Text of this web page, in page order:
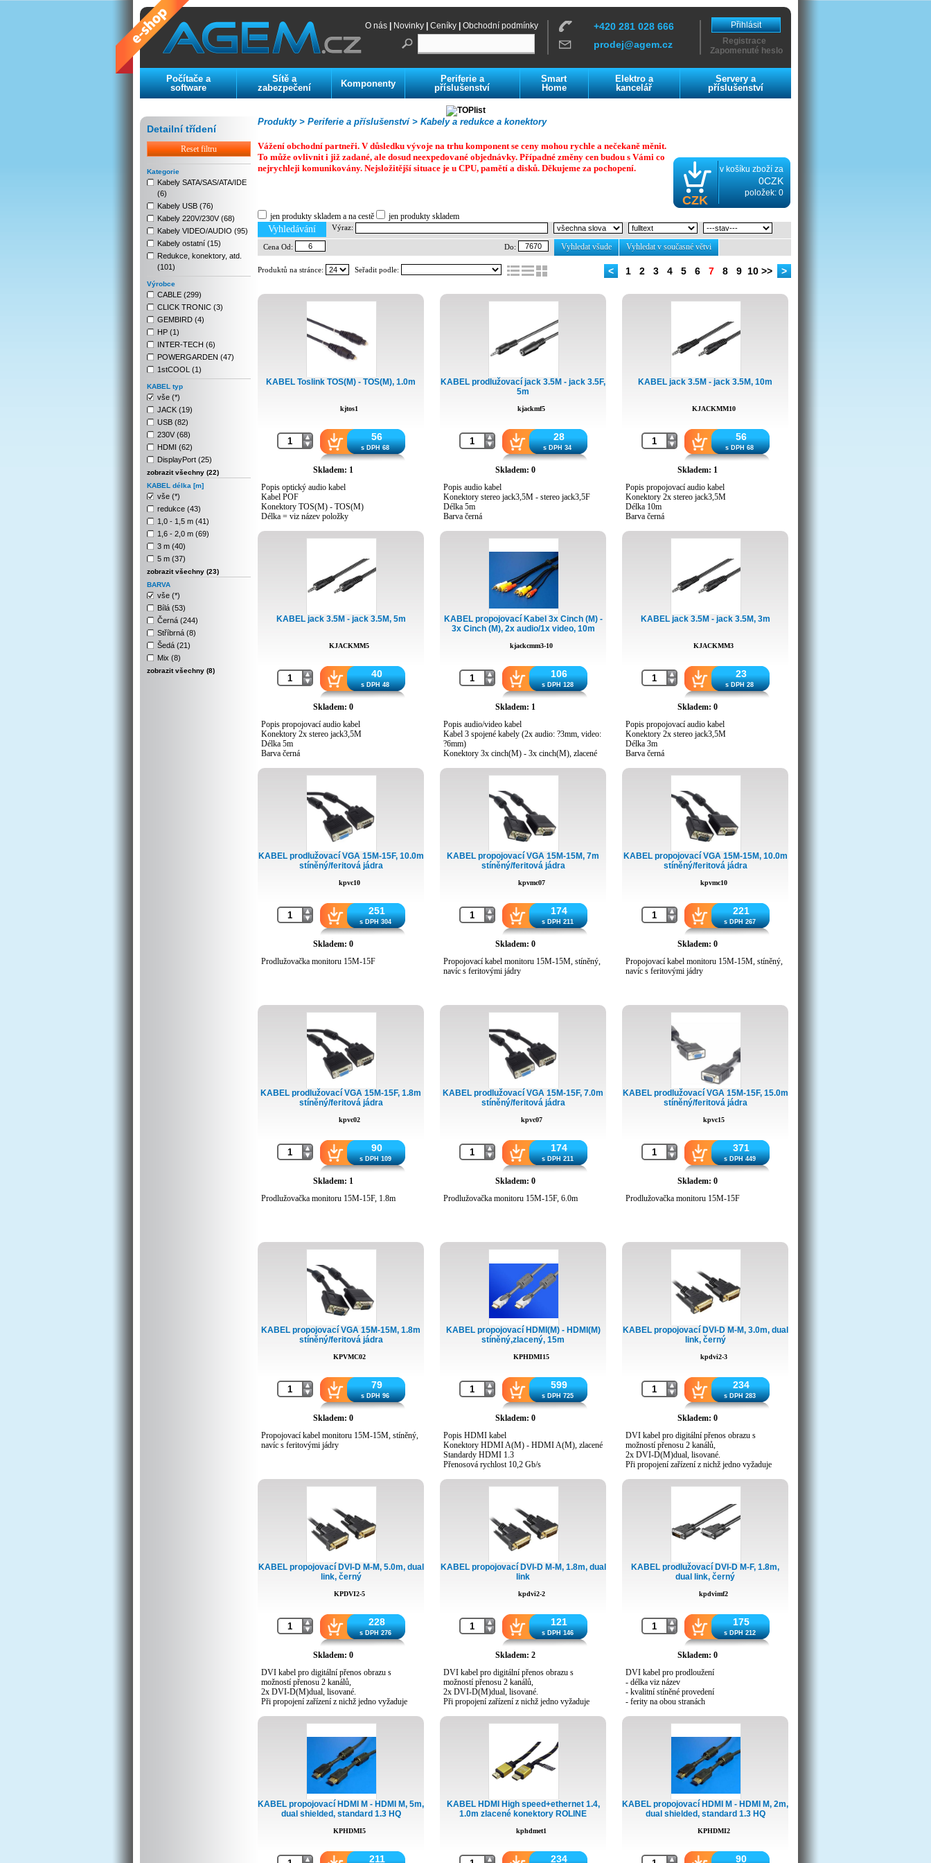
O nás Novinky Ceníky Obchodní podmínky
+420 281 028 666
prodej@agem.cz
Přihlásit
Registrace
Zapomenuté heslo
Počítače a
software
Sítě a
zabezpečení
Komponenty
Periferie a
příslušenství
Smart
Home
Elektro a
kancelář
Servery a
příslušenství
Detailní třídení
Reset filtru
Kategorie
Kabely SATA/SAS/ATA/IDE
(6)
Kabely USB (76)
Kabely 220V/230V (68)
Kabely VIDEO/AUDIO (95)
Kabely ostatní (15)
Redukce, konektory, atd.
(101)
Výrobce
CABLE (299)
CLICK TRONIC (3)
GEMBIRD (4)
HP (1)
INTER-TECH (6)
POWERGARDEN (47)
1stCOOL (1)
KABEL typ
vše (*)
JACK (19)
USB (82)
230V (68)
HDMI (62)
DisplayPort (25)
zobrazit všechny (22)
KABEL délka [m]
vše (*)
redukce (43)
1,0 - 1,5 m (41)
1,6 - 2,0 m (69)
3 m (40)
5 m (37)
zobrazit všechny (23)
BARVA
vše (*)
Bílá (53)
Černá (244)
Stříbrná (8)
Šedá (21)
Mix (8)
zobrazit všechny (8)
Kabely a redukce a konektory
Periferie a příslušenství >
Produkty >
Vážení obchodní partneři. V důsledku vývoje na trhu komponent se ceny mohou rychle a nečekaně měnit.
To může ovlivnit i již zadané, ale dosud neexpedované objednávky. Případné změny cen budou s Vámi co
nejrychleji komunikovány. Nejsložitější situace je u CPU, pamětí a disků. Děkujeme za pochopení.
jen produkty skladem a na cestě jen produkty skladem
CZK
v košíku zboží za
0CZK
položek: 0
Vyhledávání Výraz:
Cena Od: Do: Vyhledat v současné větvi
Vyhledat všude
Produktů na stránce: Seřadit podle: < >
1 2 3 4 5 6 7 8 9 10 >>
KABEL Toslink TOS(M) - TOS(M), 1.0m
kjtos1
56
s DPH 68
Skladem: 1
Popis optický audio kabel
Kabel POF
Konektory TOS(M) - TOS(M)
Délka = viz název položky
KABEL prodlužovací jack 3.5M - jack 3.5F,
5m
kjackmf5
28
s DPH 34
Skladem: 0
Popis audio kabel
Konektory stereo jack3,5M - stereo jack3,5F
Délka 5m
Barva černá
KABEL jack 3.5M - jack 3.5M, 10m
KJACKMM10
56
s DPH 68
Skladem: 1
Popis propojovací audio kabel
Konektory 2x stereo jack3,5M
Délka 10m
Barva černá
KABEL jack 3.5M - jack 3.5M, 5m
KJACKMM5
40
s DPH 48
Skladem: 0
Popis propojovací audio kabel
Konektory 2x stereo jack3,5M
Délka 5m
Barva černá
KABEL propojovací Kabel 3x Cinch (M) -
3x Cinch (M), 2x audio/1x video, 10m
kjackcmm3-10
106
s DPH 128
Skladem: 1
Popis audio/video kabel
Kabel 3 spojené kabely (2x audio: ?3mm, video:
?6mm)
Konektory 3x cinch(M) - 3x cinch(M), zlacené
Použití propojení dvou A/V zařízení, kompozitní
video a stereo audio
Druh obalu PE sáček
Hmotnost výrobku 650g
KABEL jack 3.5M - jack 3.5M, 3m
KJACKMM3
23
s DPH 28
Skladem: 0
Popis propojovací audio kabel
Konektory 2x stereo jack3,5M
Délka 3m
Barva černá
KABEL prodlužovací VGA 15M-15F, 10.0m
stíněný/feritová jádra
kpvc10
251
s DPH 304
Skladem: 0
Prodlužovačka monitoru 15M-15F
KABEL propojovací VGA 15M-15M, 7m
stíněný/feritová jádra
kpvmc07
174
s DPH 211
Skladem: 0
Propojovací kabel monitoru 15M-15M, stíněný,
navíc s feritovými jádry
KABEL propojovací VGA 15M-15M, 10.0m
stíněný/feritová jádra
kpvmc10
221
s DPH 267
Skladem: 0
Propojovací kabel monitoru 15M-15M, stíněný,
navíc s feritovými jádry
KABEL prodlužovací VGA 15M-15F, 1.8m
stíněný/feritová jádra
kpvc02
90
s DPH 109
Skladem: 1
Prodlužovačka monitoru 15M-15F, 1.8m
KABEL prodlužovací VGA 15M-15F, 7.0m
stíněný/feritová jádra
kpvc07
174
s DPH 211
Skladem: 0
Prodlužovačka monitoru 15M-15F, 6.0m
KABEL prodlužovací VGA 15M-15F, 15.0m
stíněný/feritová jádra
kpvc15
371
s DPH 449
Skladem: 0
Prodlužovačka monitoru 15M-15F
KABEL propojovací VGA 15M-15M, 1.8m
stíněný/feritová jádra
KPVMC02
79
s DPH 96
Skladem: 0
Propojovací kabel monitoru 15M-15M, stíněný,
navíc s feritovými jádry
KABEL propojovací HDMI(M) - HDMI(M)
stíněný,zlacený, 15m
KPHDMI15
599
s DPH 725
Skladem: 0
Popis HDMI kabel
Konektory HDMI A(M) - HDMI A(M), zlacené
Standardy HDMI 1.3
Přenosová rychlost 10,2 Gb/s
Upozornění Při propojení zařízení z nichž jedno
vyžaduje HDCP přenos a druhé tento protokol
nepodporuje, nebude propojení fungovat a tato
nefunkčnost není způsobena kabelem!
Druh obalu papírová krabice
Hmotnost výrobku 940g
Celková hmotnost 2080g
KABEL propojovací DVI-D M-M, 3.0m, dual
link, černý
kpdvi2-3
234
s DPH 283
Skladem: 0
DVI kabel pro digitální přenos obrazu s
možností přenosu 2 kanálů,
2x DVI-D(M)dual, lisované.
Při propojení zařízení z nichž jedno vyžaduje
KABEL propojovací DVI-D M-M, 5.0m, dual
link, černý
KPDVI2-5
228
s DPH 276
Skladem: 0
DVI kabel pro digitální přenos obrazu s
možností přenosu 2 kanálů,
2x DVI-D(M)dual, lisované.
Při propojení zařízení z nichž jedno vyžaduje
KABEL propojovací DVI-D M-M, 1.8m, dual
link
kpdvi2-2
121
s DPH 146
Skladem: 2
DVI kabel pro digitální přenos obrazu s
možností přenosu 2 kanálů,
2x DVI-D(M)dual, lisované.
Při propojení zařízení z nichž jedno vyžaduje
KABEL prodlužovací DVI-D M-F, 1.8m,
dual link, černý
kpdvimf2
175
s DPH 212
Skladem: 0
DVI kabel pro prodloužení
- délka viz název
- kvalitní stíněné provedení
- ferity na obou stranách
KABEL propojovací HDMI M - HDMI M, 5m,
dual shielded, standard 1.3 HQ
KPHDMI5
211
KABEL HDMI High speed+ethernet 1.4,
1.0m zlacené konektory ROLINE
kphdmet1
234
KABEL propojovací HDMI M - HDMI M, 2m,
dual shielded, standard 1.3 HQ
KPHDMI2
90